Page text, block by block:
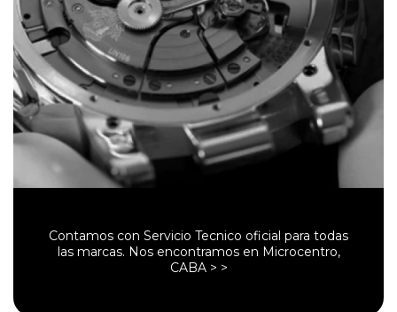
Contamos con Servicio Tecnico oficial para todas
las marcas. Nos encontramos en Microcentro,
CABA > >